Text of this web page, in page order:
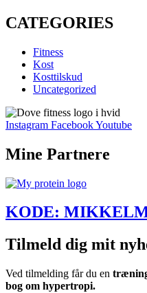
CATEGORIES
Fitness
Kost
Kosttilskud
Uncategorized
Instagram FacebookYoutube
Mine Partnere
KODE:
Tilmeld dig mit
Ved tilmelding får du en
bog om hypertropi.